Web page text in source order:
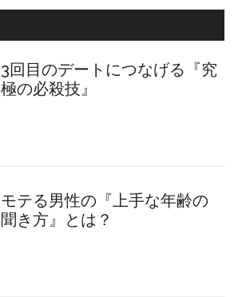
3回目のデートにつなげる『究
極の必殺技』
モテる男性の『上手な年齢の
聞き方』とは？